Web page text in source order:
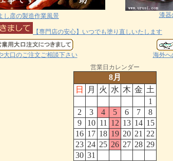
し彦の製造作業風景 漆器
【専門店の安心】いつでも塗り直しいたします
大口のご注文ご相談下さい
海外へ
営業日カレンダー
8月
日
月 火 水 木 金 土
1
2
3 4 5 6 7
8
9
10 11 12 13 14 15
16 17 18 19 20 21
22
23 24 25 26 27 28 29
30 31